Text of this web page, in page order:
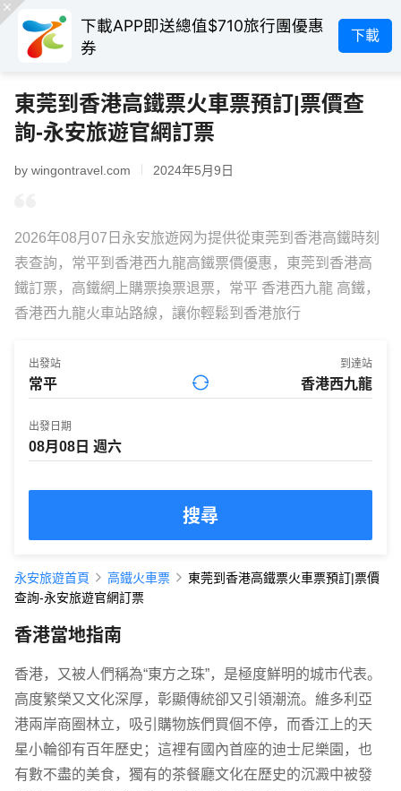
下載APP即送總值$710旅行團優惠
券
下載
東莞到香港高鐵票火車票預訂|票價查
詢-永安旅遊官網訂票
by wingontravel.com 2024年5月9日
2026年08月07日永安旅遊网为提供從東莞到香港高鐵時刻
表查詢，常平到香港西九龍高鐵票價優惠，東莞到香港高
鐵訂票，高鐵網上購票換票退票，常平 香港西九龍 高鐵，
香港西九龍火車站路線，讓你輕鬆到香港旅行
出發站 到達站
出發日期
搜尋
永安旅遊首頁 高鐵火車票
東莞到香港高鐵票火車票預訂|票價
查詢-永安旅遊官網訂票
香港當地指南
香港，又被人們稱為“東方之珠”，是極度鮮明的城市代表。
高度繁榮又文化深厚，彰顯傳統卻又引領潮流。維多利亞
港兩岸商圈林立，吸引購物族們買個不停，而香江上的天
星小輪卻有百年歷史；這裡有國內首座的迪士尼樂園，也
有數不盡的美食，獨有的茶餐廳文化在歷史的沉澱中被發